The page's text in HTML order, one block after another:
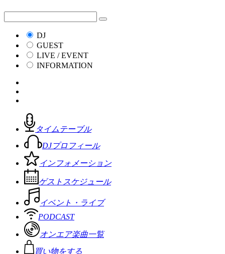
DJ
GUEST
LIVE / EVENT
INFORMATION
タイムテーブル
DJプロフィール
インフォメーション
ゲストスケジュール
イベント・ライブ
PODCAST
オンエア楽曲一覧
買い物をする